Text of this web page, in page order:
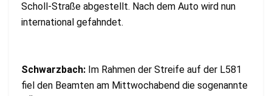
Scholl-Straße abgestellt. Nach dem Auto wird nun
international gefahndet.
Schwarzbach: Im Rahmen der Streife auf der L581
fiel den Beamten am Mittwochabend die sogenannte